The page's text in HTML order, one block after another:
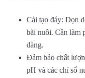
Cải tạo đáy: Dọn
bãi nuôi. Cần làm
dàng.
Đảm bảo chất
pH và các chỉ số